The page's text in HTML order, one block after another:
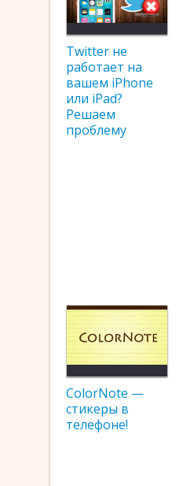
Twitter не
работает на
вашем iPhone
или iPad?
Решаем
проблему
ColorNote —
стикеры в
телефоне!